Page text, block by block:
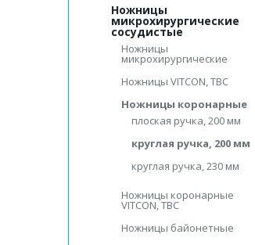
Ножницы
микрохирургические
сосудистые
Ножницы
микрохирургические
Ножницы VITCON, ТВС
Ножницы коронарные
плоская ручка, 200 мм
круглая ручка, 200 мм
круглая ручка, 230 мм
Ножницы коронарные
VITCON, ТВС
Ножницы байонетные